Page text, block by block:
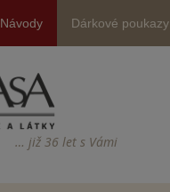
Návody Dárkové poukazy
… již 36 let s Vámi